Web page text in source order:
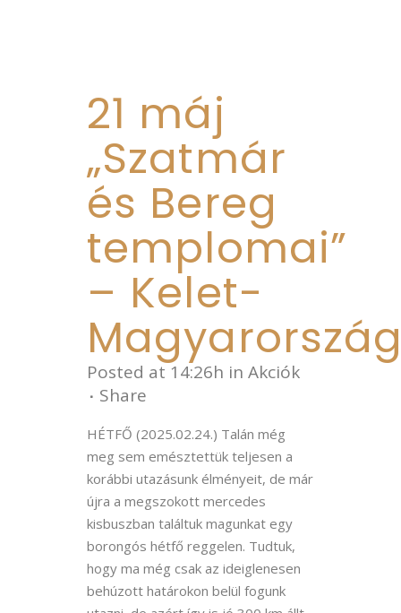
21 máj
„Szatmár
és Bereg
templomai”
– Kelet-
Posted at 14:26h in Akciók
Share
HÉTFŐ (2025.02.24.) Talán még
meg sem emésztettük teljesen a
korábbi utazásunk élményeit, de már
újra a megszokott mercedes
kisbuszban találtuk magunkat egy
borongós hétfő reggelen. Tudtuk,
hogy ma még csak az ideiglenesen
behúzott határokon belül fogunk